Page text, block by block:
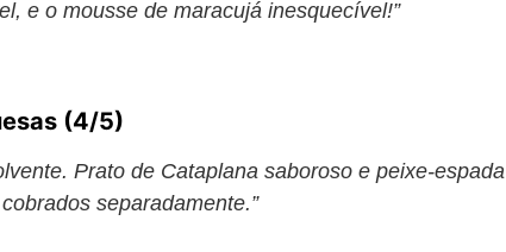
e o mousse de maracujá inesquecível!”
(4/5)
Prato de Cataplana saboroso e peixe-espada
separadamente.”